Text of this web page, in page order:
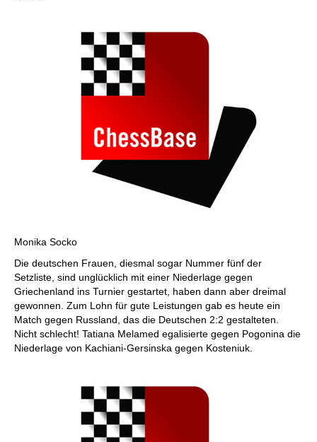
Monika Socko
Die deutschen Frauen, diesmal sogar Nummer fünf der
Setzliste, sind unglücklich mit einer Niederlage gegen
Griechenland ins Turnier gestartet, haben dann aber dreimal
gewonnen. Zum Lohn für gute Leistungen gab es heute ein
Match gegen Russland, das die Deutschen 2:2 gestalteten.
Nicht schlecht! Tatiana Melamed egalisierte gegen Pogonina die
Niederlage von Kachiani-Gersinska gegen Kosteniuk.